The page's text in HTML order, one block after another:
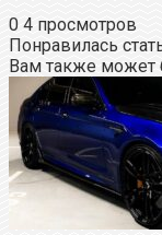
0 4 просмотров
Понравилась
Вам также может